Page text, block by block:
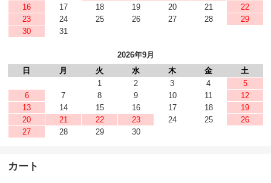
16
17 18 19 20 21
22
23
24 25 26 27 28
29
30
31
2026年9月
日
月 火 水 木 金
土
1
2 3 4
5
6
7 8 9 10 11
12
13
14 15 16 17 18
19
20
21 22 23 24 25
26
27
28 29 30
カート